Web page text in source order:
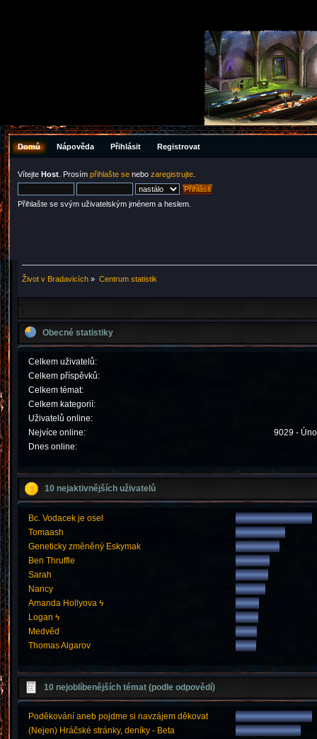
Domů Nápověda Přihlásit Registrovat
Vítejte Host . Prosím přihlašte se nebo zaregistrujte
Přihlašte se svým uživatelským jménem a heslem.
Život v Bradavicích » Centrum statistik
Obecné statistiky
Celkem uživatelů:
Celkem příspěvků:
Celkem témat:
Celkem kategorií:
Uživatelů online:
Nejvíce online:
9029 -
Dnes online:
10 nejaktivnějších uživatelů
Bc. Vodacek je osel
Tomaash
Geneticky změněný Eskymak
Ben Thruffle
Sarah
Nancy
Amanda Hollyova ϟ
Logan ϟ
Medvěd
Thomas Algarov
10 nejoblíbenějších témat (podle odpovědí)
Poděkování aneb pojdme si navzájem děkovat
(Nejen) Hráčské stránky, deníky - Beta